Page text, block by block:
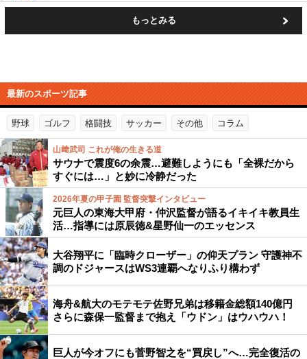
もっとみる
最新のスポーツ記事
野球 ゴルフ 格闘技 サッカー その他 コラム
山﨑武司 これが俺の生きる道
サウナで震度6の余震…避難しようにも「全裸だから
すぐには…」と妙に冷静だった
2026年夏の甲子園 監督突撃インタビュー
元巨人の東海大甲府・仲沢監督が語るイキイキ教員生
活…指導には原辰徳&星野仙一のエッセンス
大谷翔平に「臨時クローザー」の仰天プラン 守護神不
調のドジャースはWS3連覇へなりふり構わず
海舟&航大のモテモテ佐野兄弟は移籍金総額140億円
さらに森保一監督まで抱え「ウドン」はウハウハ！
巨人が今オフにも菅野智之を“買戻し”へ…完全復活の